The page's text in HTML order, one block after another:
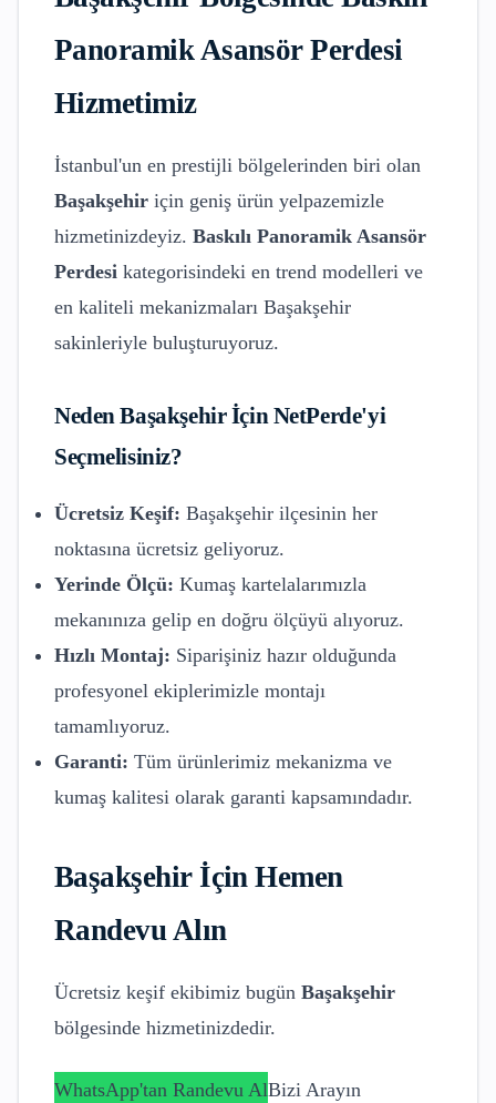
Panoramik Asansör Perdesi
Hizmetimiz
İstanbul'un en prestijli bölgelerinden biri olan
Başakşehir için geniş ürün yelpazemizle
hizmetinizdeyiz. Baskılı Panoramik Asansör
Perdesi kategorisindeki en trend modelleri ve
en kaliteli mekanizmaları Başakşehir
sakinleriyle buluşturuyoruz.
NedenBaşakşehirİçin NetPerde'yi
Seçmelisiniz?
Ücretsiz Keşif: Başakşehir ilçesinin her
noktasına ücretsiz geliyoruz.
Yerinde Ölçü: Kumaş kartelalarımızla
mekanınıza gelip en doğru ölçüyü alıyoruz.
Hızlı Montaj: Siparişiniz hazır olduğunda
profesyonel ekiplerimizle montajı
tamamlıyoruz.
Garanti: Tüm ürünlerimiz mekanizma ve
kumaş kalitesi olarak garanti kapsamındadır.
Başakşehirİçin Hemen
Randevu Alın
Ücretsiz keşif ekibimiz bugün Başakşehir
bölgesinde hizmetinizdedir.
WhatsApp'tan Randevu AlBizi Arayın